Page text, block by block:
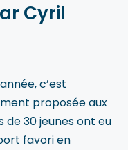
Cyril
c’est
proposée aux
de 30 jeunes ont eu
favori en